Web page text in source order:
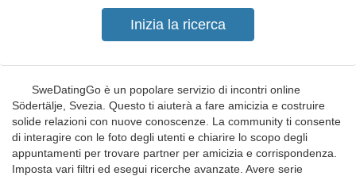
SweDatingGo è un popolare servizio di incontri online
Södertälje, Svezia. Questo ti aiuterà a fare amicizia e costruire
solide relazioni con nuove conoscenze. La community ti consente
di interagire con le foto degli utenti e chiarire lo scopo degli
appuntamenti per trovare partner per amicizia e corrispondenza.
Imposta vari filtri ed esegui ricerche avanzate. Avere serie